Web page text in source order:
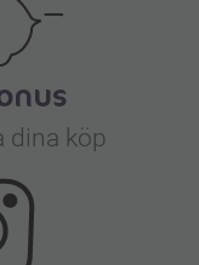
dina köp